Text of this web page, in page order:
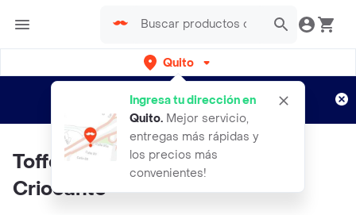
Quito
Ingresa tu dirección en
Quito. Mejor servicio,
entregas más rápidas y
los precios más
convenientes!
envíos gratis por semanas
Aplican TyC
Toffe Caramelo E Con Arroz
Criocante